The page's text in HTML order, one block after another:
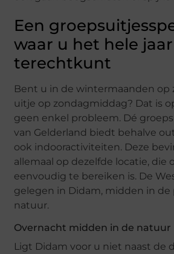
Een
waar u het hele
terechtkunt
Bent u in de wintermaanden op
uitje op zondagmiddag? Dat is
geen enkel probleem. Dé
van Gelderland biedt behalve
ook indooractiviteiten. Deze
allemaal op dezelfde locatie, die
eenvoudig te bereiken is. De
gelegen in Didam, midden in de
natuur.
Overnacht midden in de natuur
Ligt Didam voor u niet naast de